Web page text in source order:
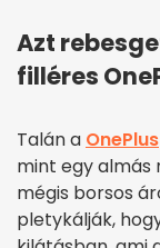
Azt
filléres
Talán a OnePlus
mint egy almás
mégis borsos
pletykálják,